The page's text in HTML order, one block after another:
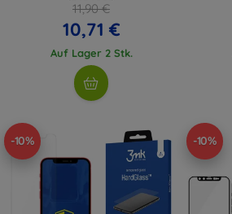
11,90 €
10,71 €
Auf Lager 2 Stk.
-10% -10%